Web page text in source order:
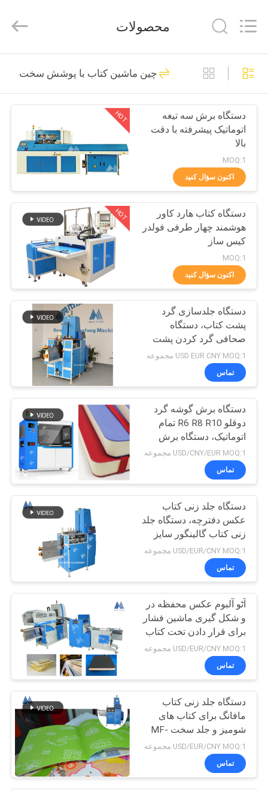
خانه
محصولات
درباره
تور
کارخانه
کنترل
کیفیت
تماس
بگیرید
خبر
پرونده
نقشه
سایت
سیاست
حفظ
حریم
MACHINERY
CO.,LTD.
Reserved.
دستگاه بسته بندی
دفترچه
86
ماشین بسته بندی
کتاب با پوشش سخت
50
دستگاه صحافی تخت
17
دستگاه کتاب مقوایی
14
ماشین بسته بندی
کتاب با پوشش نرم
4
ماشین گرد کردن
کتاب
25
محصولات
چین ماشین کتاب با پوشش سخت
HOT
دستگاه برش سه تیغه
اتوماتیک پیشرفته با دقت
بالا
MOQ:1
اکنون سؤال کنید
HOT
دستگاه کتاب هارد کاور
هوشمند چهار طرفی فولدر
کیس ساز
MOQ:1
اکنون سؤال کنید
دستگاه جلدسازی گرد
پشت کتاب، دستگاه
صحافی گرد کردن پشت
کتاب MF-SKJ380AS
USD EUR CNY MOQ:1 مجموعه
تماس
دستگاه برش گوشه گرد
دوقلو R6 R8 R10 تمام
اتوماتیک، دستگاه برش
دفترچه یادداشت اتوماتیک
Maufung MF-ACM380
USD/CNY/EUR MOQ:1 مجموعه
تماس
دستگاه جلد زنی کتاب
عکس دفترچه، دستگاه جلد
زنی کتاب گالینگور سایز
بزرگ MF-SKJ560
USD/EUR/CNY MOQ:1 مجموعه
تماس
آٹو آلبوم عکس محفظه در
و شکل گیری ماشین فشار
برای قرار دادن تخت کتاب
عکس ساخت MF-FAC390
USD/EUR/CNY MOQ:1 مجموعه
تماس
دستگاه جلد زنی کتاب
مافانگ برای کتاب های
شومیز و جلد سخت MF-
SKJ380AS
USD/EUR/CNY MOQ:1 مجموعه
تماس